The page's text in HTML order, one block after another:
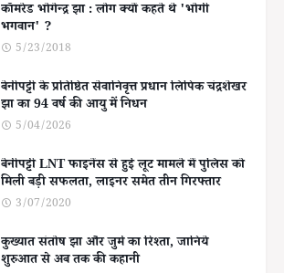
कॉमरेड भोगेन्द्र झा : लोग क्यों कहते थे 'भोगी
भगवान' ?
5/23/2018
बेनीपट्टी के प्रतिष्ठित सेवानिवृत्त प्रधान लिपिक चंद्रशेखर
झा का 94 वर्ष की आयु में निधन
5/04/2026
बेनीपट्टी LNT फाइनेंस से हुई लूट मामले में पुलिस को
मिली बड़ी सफलता, लाइनर समेत तीन गिरफ्तार
3/07/2020
कुख्यात संतोष झा और जुर्म का रिश्ता, जानिये
शुरुआत से अब तक की कहानी